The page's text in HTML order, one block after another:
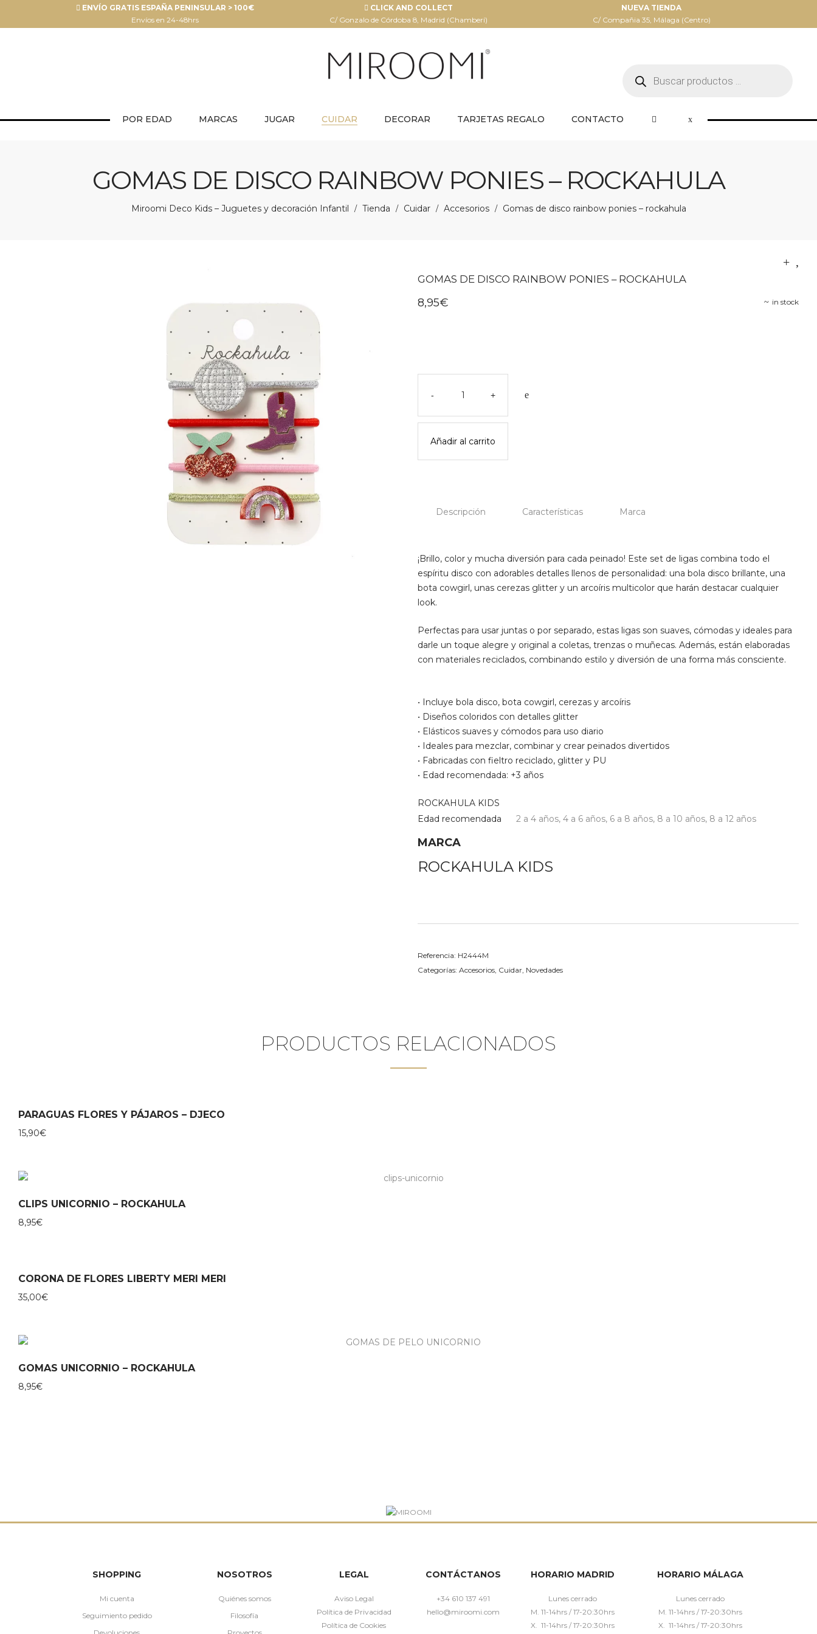
ENVÍO GRATIS ESPAÑA PENINSULAR > 100€
Envíos en 24-48hrs
CLICK AND COLLECT
C/ Gonzalo de Córdoba 8, Madrid (Chamberí)
NUEVA TIENDA
C/ Compañia 35, Málaga (Centro)
productos
POR EDAD MARCAS JUGAR CUIDAR DECORAR TARJETAS REGALO CONTACTO
GOMAS DE DISCO RAINBOW PONIES – ROCKAHULA
Miroomi Deco Kids – Juguetes y decoración Infantil / Tienda / Cuidar / Accesorios / Gomas de disco rainbow ponies – rockahula
GOMAS DE DISCO RAINBOW PONIES – ROCKAHULA
in stock
8,95€
-
rainbow
ponies
+
Añadir al carrito
Descripción Características Marca
¡Brillo, color y mucha diversión para cada peinado! Este set de ligas combina todo el
espíritu disco con adorables detalles llenos de personalidad: una bola disco brillante, una
bota cowgirl, unas cerezas glitter y un arcoíris multicolor que harán destacar cualquier
look.
Perfectas para usar juntas o por separado, estas ligas son suaves, cómodas y ideales para
darle un toque alegre y original a coletas, trenzas o muñecas. Además, están elaboradas
con materiales reciclados, combinando estilo y diversión de una forma más consciente.
• Incluye bola disco, bota cowgirl, cerezas y arcoíris
• Diseños coloridos con detalles glitter
• Elásticos suaves y cómodos para uso diario
• Ideales para mezclar, combinar y crear peinados divertidos
• Fabricadas con fieltro reciclado, glitter y PU
• Edad recomendada: +3 años
ROCKAHULA KIDS
Edad recomendada
2 a 4 años, 4 a 6 años, 6 a 8 años, 8 a 10 años, 8 a 12 años
MARCA
ROCKAHULA KIDS
Referencia: H2444M
Categorías: Accesorios Cuidar Novedades
PRODUCTOS RELACIONADOS
PARAGUAS FLORES Y PÁJAROS – DJECO
15,90€
CLIPS UNICORNIO – ROCKAHULA
8,95€
CORONA DE FLORES LIBERTY MERI MERI
35,00€
GOMAS UNICORNIO – ROCKAHULA
8,95€
SHOPPING
Mi cuenta
Seguimiento pedido
NOSOTROS
Quiénes somos
Filosofía
LEGAL
Aviso Legal
Política de Privacidad
Política de Cookies
CONTÁCTANOS
+34 610 137 491
hello@miroomi.com
HORARIO MADRID
Lunes cerrado
M. 11-14hrs / 17-20:30hrs
X. 11-14hrs / 17-20:30hrs
HORARIO MÁLAGA
Lunes cerrado
M. 11-14hrs / 17-20:30hrs
X. 11-14hrs / 17-20:30hrs